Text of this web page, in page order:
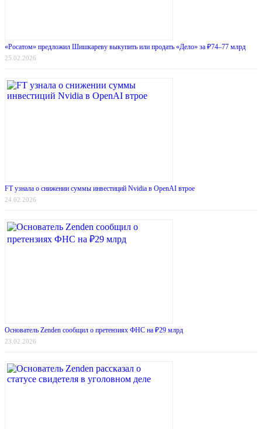
«Росатом» предложил Шишкареву выкупить или продать «Дело» за ₽74–77 млрд
25.02.2026
FT узнала о снижении суммы инвестиций Nvidia в OpenAI втрое
24.02.2026
Основатель Zenden сообщил о претензиях ФНС на ₽29 млрд
23.02.2026